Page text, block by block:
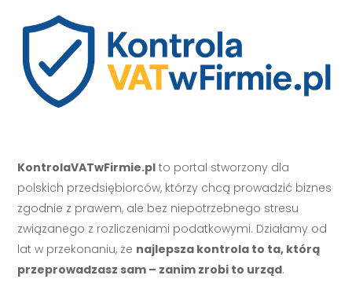
KontrolaVATwFirmie.pl to portal stworzony dla
polskich przedsiębiorców, którzy chcą prowadzić biznes
zgodnie z prawem, ale bez niepotrzebnego stresu
związanego z rozliczeniami podatkowymi. Działamy od
lat w przekonaniu, że najlepsza kontrola to ta, którą
przeprowadzasz sam – zanim zrobi to urząd.